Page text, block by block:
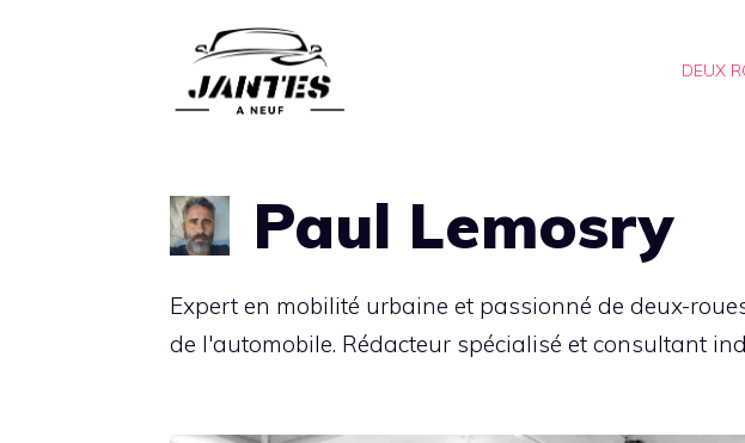
DEUX
Paul Lemosry
Expert en mobilité urbaine et passionné de deux-
de l'automobile. Rédacteur spécialisé et consultant